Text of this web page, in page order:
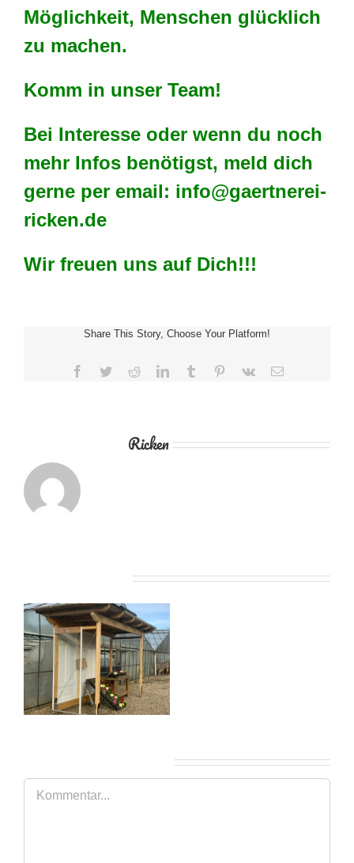
Möglichkeit, Menschen glücklich
zu machen.
Komm in unser Team!
Bei Interesse oder wenn du noch
mehr Infos benötigst, meld dich
gerne per email: info@gaertnerei-
ricken.de
Wir freuen uns auf Dich!!!
Share This Story, Choose Your Platform!
Facebook
TwitterRedditLinkedInTumblr Pinterest
Vk
E-
Ricken
Kommentar